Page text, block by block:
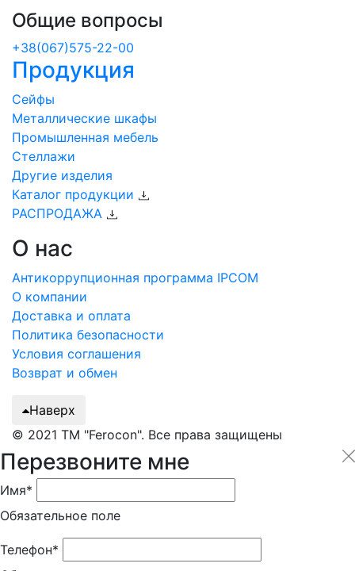
Общие вопросы
+38(067)575-22-00
Продукция
Сейфы
Металлические шкафы
Промышленная мебель
Стеллажи
Другие изделия
Каталог продукции
РАСПРОДАЖА
О нас
Антикоррупционная программа IPCOM
О компании
Доставка и оплата
Политика безопасности
Условия соглашения
Возврат и обмен
Наверх
© 2021 ТМ "Ferocon". Все права защищены
Перезвоните мне
Имя*
Обязательное поле
Телефон*